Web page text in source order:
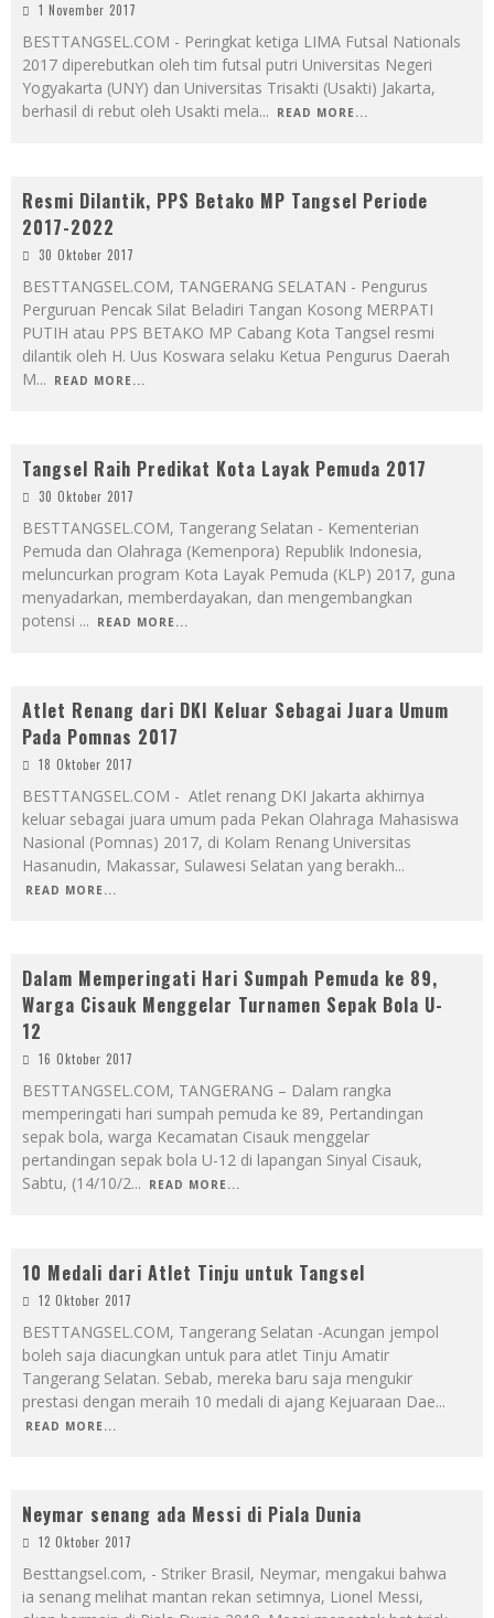
1 November 2017
BESTTANGSEL.COM - Peringkat ketiga LIMA Futsal Nationals
2017 diperebutkan oleh tim futsal putri Universitas Negeri
Yogyakarta (UNY) dan Universitas Trisakti (Usakti) Jakarta,
berhasil di rebut oleh Usakti mela... READ MORE...
Resmi Dilantik, PPS Betako MP Tangsel Periode
2017-2022
30 Oktober 2017
BESTTANGSEL.COM, TANGERANG SELATAN - Pengurus
Perguruan Pencak Silat Beladiri Tangan Kosong MERPATI
PUTIH atau PPS BETAKO MP Cabang Kota Tangsel resmi
dilantik oleh H. Uus Koswara selaku Ketua Pengurus Daerah
M... READ MORE...
Tangsel Raih Predikat Kota Layak Pemuda 2017
30 Oktober 2017
BESTTANGSEL.COM, Tangerang Selatan - Kementerian
Pemuda dan Olahraga (Kemenpora) Republik Indonesia,
meluncurkan program Kota Layak Pemuda (KLP) 2017, guna
menyadarkan, memberdayakan, dan mengembangkan
potensi ... READ MORE...
Atlet Renang dari DKI Keluar Sebagai Juara Umum
Pada Pomnas 2017
18 Oktober 2017
BESTTANGSEL.COM - Atlet renang DKI Jakarta akhirnya
keluar sebagai juara umum pada Pekan Olahraga Mahasiswa
Nasional (Pomnas) 2017, di Kolam Renang Universitas
Hasanudin, Makassar, Sulawesi Selatan yang berakh...
READ MORE...
Dalam Memperingati Hari Sumpah Pemuda ke 89,
Warga Cisauk Menggelar Turnamen Sepak Bola U-
12
16 Oktober 2017
BESTTANGSEL.COM, TANGERANG – Dalam rangka
memperingati hari sumpah pemuda ke 89, Pertandingan
sepak bola, warga Kecamatan Cisauk menggelar
pertandingan sepak bola U-12 di lapangan Sinyal Cisauk,
Sabtu, (14/10/2... READ MORE...
10 Medali dari Atlet Tinju untuk Tangsel
12 Oktober 2017
BESTTANGSEL.COM, Tangerang Selatan -Acungan jempol
boleh saja diacungkan untuk para atlet Tinju Amatir
Tangerang Selatan. Sebab, mereka baru saja mengukir
prestasi dengan meraih 10 medali di ajang Kejuaraan Dae...
READ MORE...
Neymar senang ada Messi di Piala Dunia
12 Oktober 2017
Besttangsel.com, - Striker Brasil, Neymar, mengakui bahwa
ia senang melihat mantan rekan setimnya, Lionel Messi,